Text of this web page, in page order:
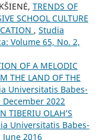
TRENDS OF
SCHOOL CULTURE
, Studia
Volume 65, No. 2,
OF A MELODIC
THE LAND OF THE
Universitatis Babes-
2022
TIBERIU OLAH’S
Universitatis Babes-
2016